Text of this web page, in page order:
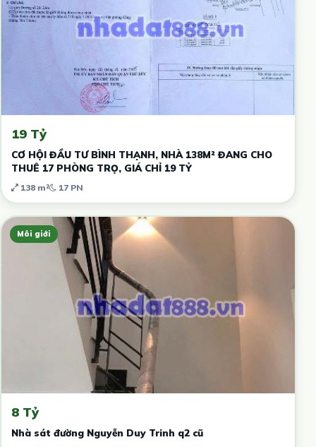
19 Tỷ
CƠ HỘI ĐẦU TƯ BÌNH THẠNH, NHÀ 138M² ĐANG CHO
THUÊ 17 PHÒNG TRỌ, GIÁ CHỈ 19 TỶ
138 m² 17 PN
Môi giới
8 Tỷ
Nhà sát đường Nguyễn Duy Trinh q2 cũ